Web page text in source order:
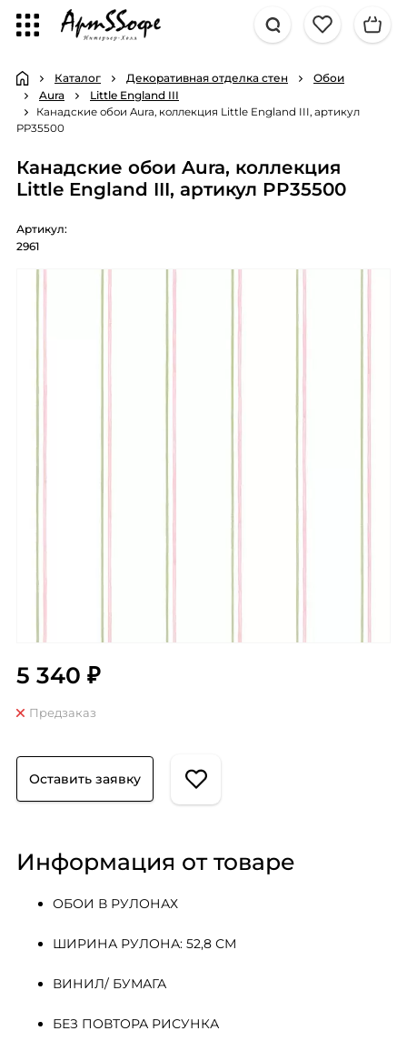
Каталог Декоративная отделка стен
Обои
Aura
Little England III
Канадские обои Aura, коллекция Little England III, артикул
PP35500
Канадские обои Aura, коллекция
Little England III, артикул PP35500
Артикул:
2961
5 340 ₽
Предзаказ
Оставить заявку
Информация от товаре
ОБОИ В РУЛОНАХ
ШИРИНА РУЛОНА: 52,8 СМ
ВИНИЛ/ БУМАГА
БЕЗ ПОВТОРА РИСУНКА